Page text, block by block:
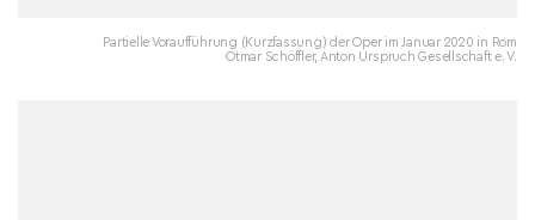
Partielle Voraufführung (Kurzfassung) der Oper im Januar 2020 in Rom
Otmar Schöffler, Anton Urspruch Gesellschaft e. V.